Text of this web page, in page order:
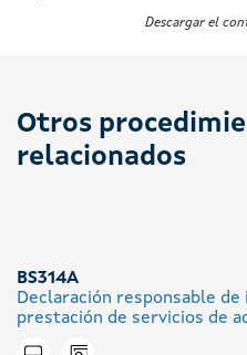
Descargar el
Otros
relacionados
BS314A
Declaración responsable
prestación de servicios de